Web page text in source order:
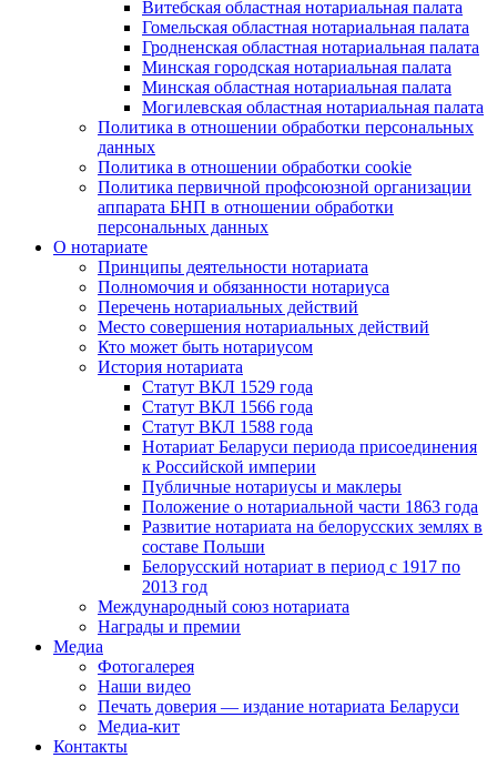
Витебская областная нотариальная палата
Гомельская областная нотариальная палата
Гродненская областная нотариальная палата
Минская городская нотариальная палата
Минская областная нотариальная палата
Могилевская областная нотариальная палата
Политика в отношении обработки персональных
данных
Политика в отношении обработки cookie
Политика первичной профсоюзной организации
аппарата БНП в отношении обработки
персональных данных
О нотариате
Принципы деятельности нотариата
Полномочия и обязанности нотариуса
Перечень нотариальных действий
Место совершения нотариальных действий
Кто может быть нотариусом
История нотариата
Статут ВКЛ 1529 года
Статут ВКЛ 1566 года
Статут ВКЛ 1588 года
Нотариат Беларуси периода присоединения
к Российской империи
Публичные нотариусы и маклеры
Положение о нотариальной части 1863 года
Развитие нотариата на белорусских землях в
составе Польши
Белорусский нотариат в период с 1917 по
2013 год
Международный союз нотариата
Награды и премии
Медиа
Фотогалерея
Наши видео
Печать доверия — издание нотариата Беларуси
Медиа-кит
Контакты